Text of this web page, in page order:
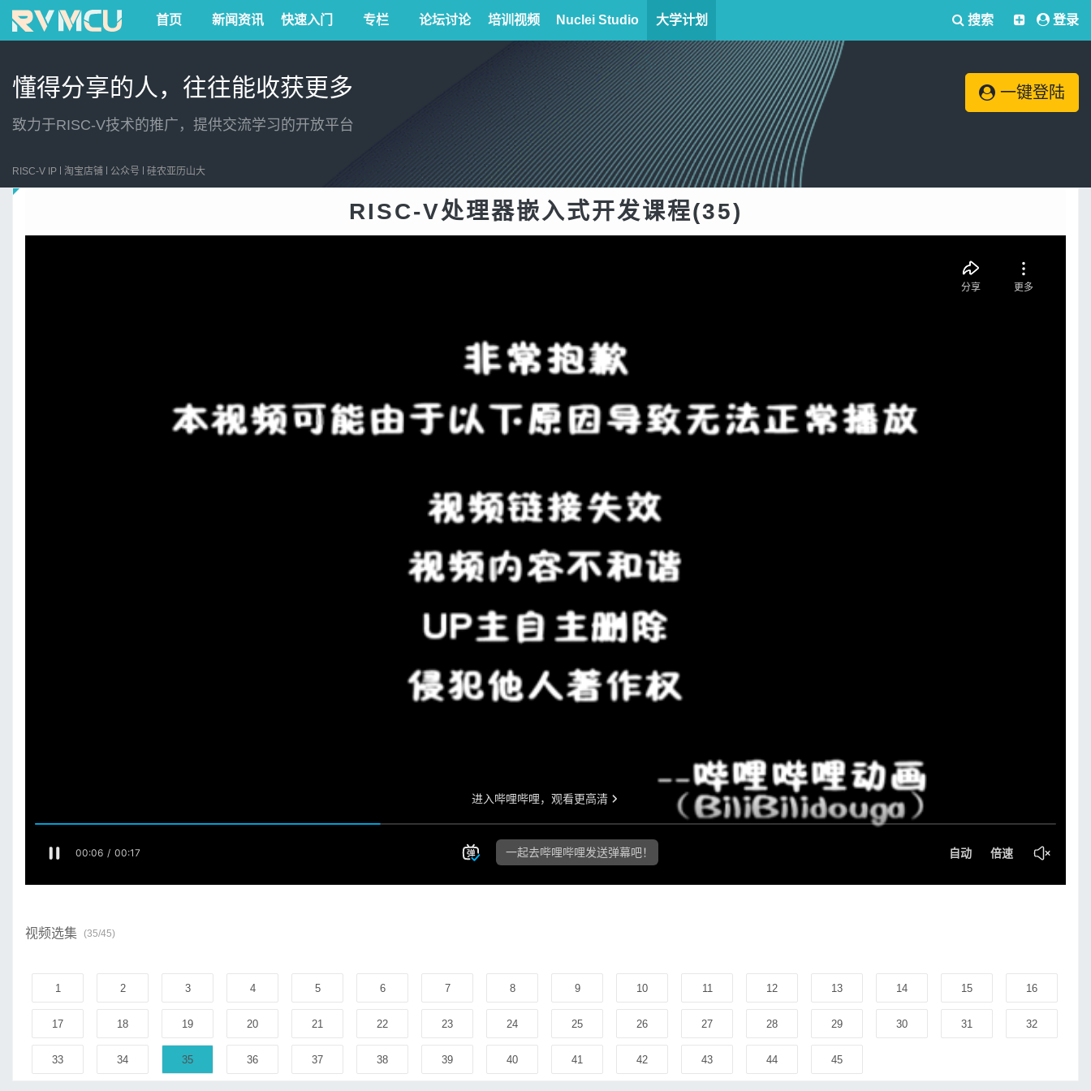
首页 新闻资讯 快速入门 专栏 论坛讨论 培训视频 Nuclei Studio 大学计划 搜索 登录
懂得分享的人，往往能收获更多
致力于RISC-V技术的推广，提供交流学习的开放平台
一键登陆
RISC-V IP 淘宝店铺 公众号 硅农亚历山大
RISC-V处理器嵌入式开发课程(35)
视频选集 (35/45)
1 2 3 4 5 6 7 8 9 10 11 12 13 14 15 16
17 18 19 20 21 22 23 24 25 26 27 28 29 30 31 32
33 34 35 36 37 38 39 40 41 42 43 44 45